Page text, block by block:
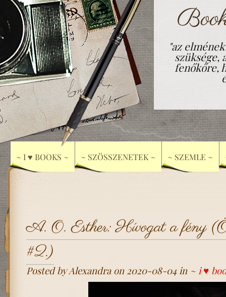
"az
szüksége,
fenőkőre,
~ I ♥ BOOKS ~ ~ SZÖSSZENETEK ~ ~ SZEMLE ~
A. O. Esther: Hívogat a fény
#2.)
Posted by Alexandra on 2020-08-04 in ~ i ♥